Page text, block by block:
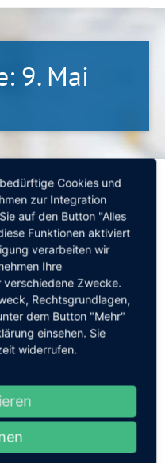
9. Mai
9. Mai 2017
Begleiter im
ausdrücklich…
Cookies und
zur Integration
auf den Button "Alles
Funktionen aktiviert
verarbeiten wir
Ihre
Zwecke.
Rechtsgrundlagen,
dem Button "Mehr"
einsehen. Sie
widerrufen.